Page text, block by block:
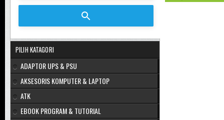
PILIH KATAGORI
ADAPTOR UPS & PSU
AKSESORIS KOMPUTER & LAPTOP
ATK
EBOOK PROGRAM & TUTORIAL